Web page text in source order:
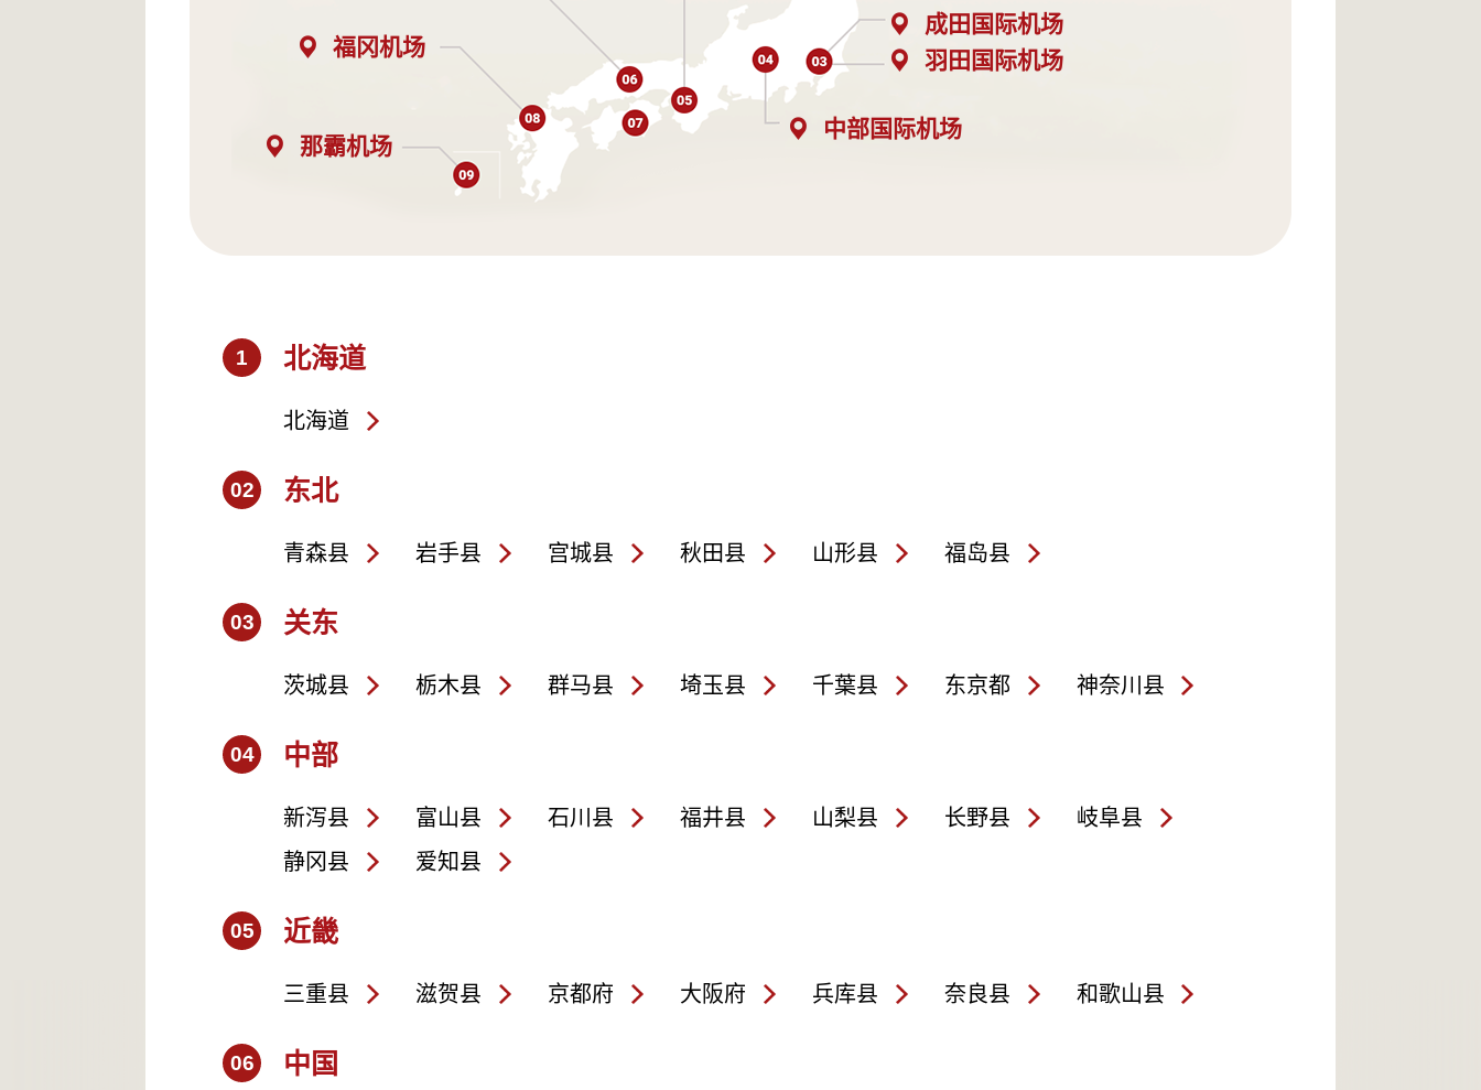
成田国际机场
羽田国际机场
中部国际机场
福冈机场
那霸机场
1 北海道
北海道
02 东北
青森县 岩手县 宫城县 秋田县 山形县 福岛县
03 关东
茨城县 栃木县 群马县 埼玉县 千葉县 东京都 神奈川县
04 中部
新泻县 富山县 石川县 福井县 山梨县 长野县
岐阜县
静冈县
爱知县
05 近畿
三重县 滋贺县 京都府 大阪府 兵库县 奈良县 和歌山县
06 中国